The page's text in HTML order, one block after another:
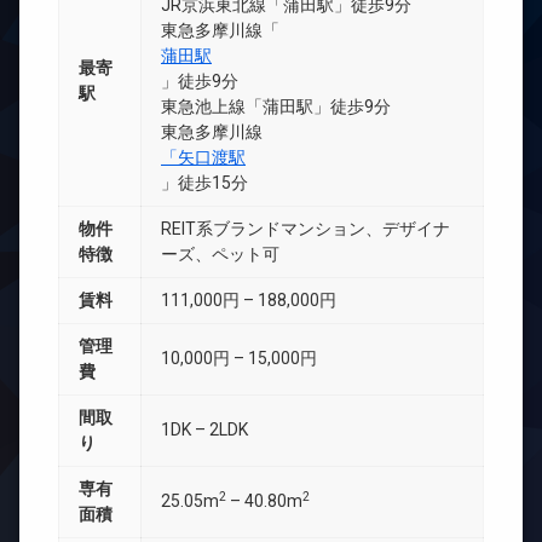
最寄
駅
JR京浜東北線「蒲田駅」徒歩9分
東急多摩川線「
蒲田駅
」徒歩9分
東急池上線「蒲田駅」徒歩9分
東急多摩川線
「矢口渡駅
」徒歩15分
物件
特徴
REIT系ブランドマンション、デザイナ
ーズ、ペット可
賃料 111,000円 – 188,000円
管理
費
10,000円 – 15,000円
間取
り
1DK – 2LDK
専有
面積
25.05m2 – 40.80m2